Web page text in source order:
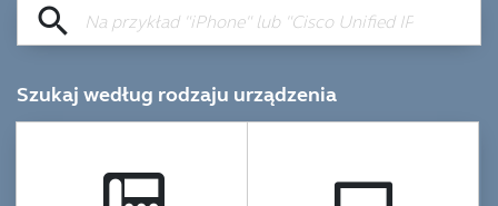
search
Szukaj według rodzaju urządzenia